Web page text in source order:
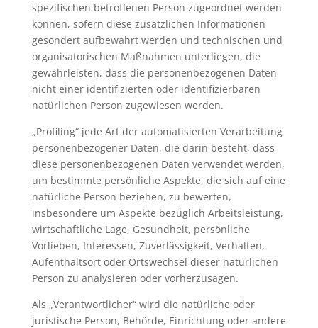
spezifischen betroffenen Person zugeordnet werden
können, sofern diese zusätzlichen Informationen
gesondert aufbewahrt werden und technischen und
organisatorischen Maßnahmen unterliegen, die
gewährleisten, dass die personenbezogenen Daten
nicht einer identifizierten oder identifizierbaren
natürlichen Person zugewiesen werden.
„Profiling“ jede Art der automatisierten Verarbeitung
personenbezogener Daten, die darin besteht, dass
diese personenbezogenen Daten verwendet werden,
um bestimmte persönliche Aspekte, die sich auf eine
natürliche Person beziehen, zu bewerten,
insbesondere um Aspekte bezüglich Arbeitsleistung,
wirtschaftliche Lage, Gesundheit, persönliche
Vorlieben, Interessen, Zuverlässigkeit, Verhalten,
Aufenthaltsort oder Ortswechsel dieser natürlichen
Person zu analysieren oder vorherzusagen.
Als „Verantwortlicher“ wird die natürliche oder
juristische Person, Behörde, Einrichtung oder andere